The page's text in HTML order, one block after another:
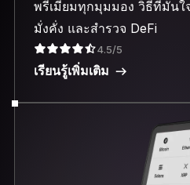
พรีเมียมทุกมุมมอง วิธีที่มั่นใ
มั่งคั่ง และสำรวจ DeFi
4.5/5
เรียนรู้เพิ่มเติม